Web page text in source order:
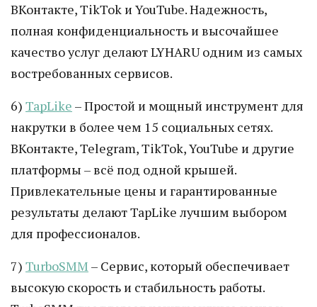
ВКонтакте, TikTok и YouTube. Надежность,
полная конфиденциальность и высочайшее
качество услуг делают LYHARU одним из самых
востребованных сервисов.
6) TapLike – Простой и мощный инструмент для
накрутки в более чем 15 социальных сетях.
ВКонтакте, Telegram, TikTok, YouTube и другие
платформы – всё под одной крышей.
Привлекательные цены и гарантированные
результаты делают TapLike лучшим выбором
для профессионалов.
7) TurboSMM – Сервис, который обеспечивает
высокую скорость и стабильность работы.